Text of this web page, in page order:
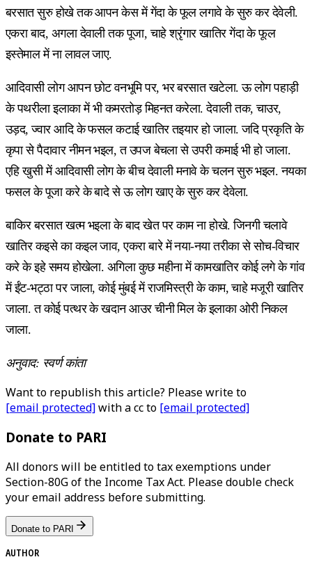
बरसात सुरु होखे तक आपन केस में गेंदा के फूल लगावे के सुरु कर देवेली.
एकरा बाद, अगला देवाली तक पूजा, चाहे श्रृंगार खातिर गेंदा के फूल
इस्तेमाल में ना लावल जाए.
आदिवासी लोग आपन छोट वनभूमि पर, भर बरसात खटेला. ऊ लोग पहाड़ी
के पथरीला इलाका में भी कमरतोड़ मिहनत करेला. देवाली तक, चाउर,
उड़द, ज्वार आदि के फसल कटाई खातिर तइयार हो जाला. जदि प्रकृति के
कृपा से पैदावार नीमन भइल, त उपज बेचला से उपरी कमाई भी हो जाला.
एहि खुसी में आदिवासी लोग के बीच देवाली मनावे के चलन सुरु भइल. नयका
फसल के पूजा करे के बादे से ऊ लोग खाए के सुरु कर देवेला.
बाकिर बरसात खत्म भइला के बाद खेत पर काम ना होखे. जिनगी चलावे
खातिर कइसे का कइल जाव, एकरा बारे में नया-नया तरीका से सोच-विचार
करे के इहे समय होखेला. अगिला कुछ महीना में कामखातिर कोई लगे के गांव
में ईंट-भट्ठा पर जाला, कोई मुंबई में राजमिस्त्री के काम, चाहे मजूरी खातिर
जाला. त कोई पत्थर के खदान आउर चीनी मिल के इलाका ओरी निकल
जाला.
अनुवाद: स्वर्ण कांता
Want to republish this article? Please write to
[email protected]with a cc to [email protected]
Donate to PARI
All donors will be entitled to tax exemptions under
Section-80G of the Income Tax Act. Please double check
your email address before submitting.
Donate to PARI
AUTHOR